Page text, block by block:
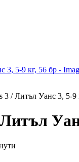
3 / Литъл Уанс 3, 5-9